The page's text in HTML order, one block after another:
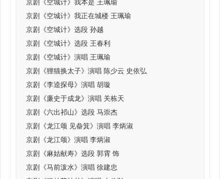
京剧《空城计》我本是 王珮瑜
京剧《空城计》我正在城楼 王珮瑜
京剧《空城计》选段 孙越
京剧《空城计》选段 王春利
京剧《空城计》演唱 王珮瑜
京剧《狸猫换太子》演唱 陈少云 史依弘
京剧《李逵探母》演唱 胡璇
京剧《廉史于成龙》演唱 关栋天
京剧《六出祁山》选段 马崇杰
京剧《龙江颂 见畚箕》演唱 李炳淑
京剧《龙江颂》演唱 李炳淑
京剧《麻姑献寿》选段 郭霄 饰
京剧《马前泼水》演唱 徐建忠